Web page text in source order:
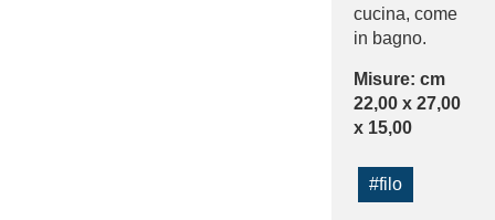
cucina, come
in bagno.
Misure: cm
22,00 x 27,00
x 15,00
#filo